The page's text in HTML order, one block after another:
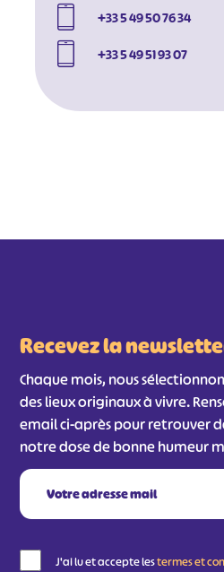
+33 5 49 50 76 34
+33 5 49 51 93 07
Recevez la
Chaque mois, nous
des lieux originaux à vivre.
email ci-après pour retrouver
notre dose de bonne humeur
J'ai lu et accepte lestermes et